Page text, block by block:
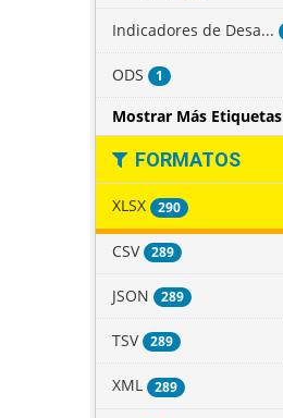
Indicadores de Desa...
ODS 1
Mostrar Más Etiquetas
FORMATOS
XLSX 290
CSV 289
JSON 289
TSV 289
XML 289